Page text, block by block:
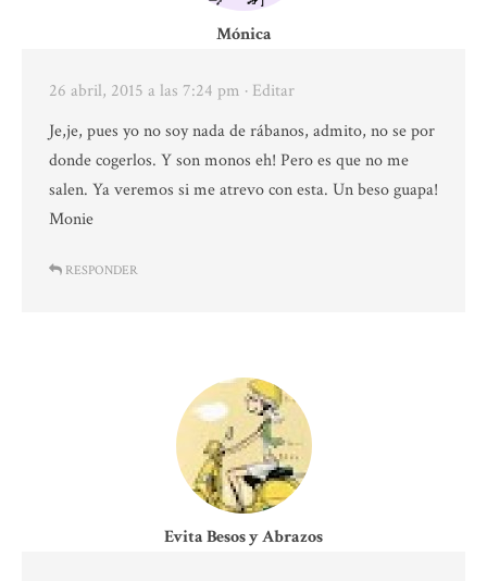
Mónica
26 abril, 2015 a las 7:24 pm · Editar
Je,je, pues yo no soy nada de rábanos, admito, no se por
donde cogerlos. Y son monos eh! Pero es que no me
salen. Ya veremos si me atrevo con esta. Un beso guapa!
Monie
RESPONDER
Evita Besos y Abrazos